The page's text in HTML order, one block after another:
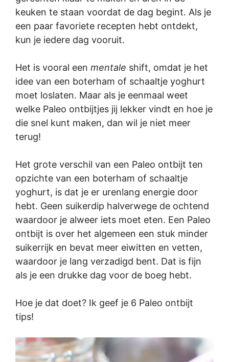
keuken te staan voordat de dag begint. Als je
een paar favoriete recepten hebt ontdekt,
kun je iedere dag vooruit.
Het is vooral een mentale shift, omdat je het
idee van een boterham of schaaltje yoghurt
moet loslaten. Maar als je eenmaal weet
welke Paleo ontbijtjes jij lekker vindt en hoe je
die snel kunt maken, dan wil je niet meer
terug!
Het grote verschil van een Paleo ontbijt ten
opzichte van een boterham of schaaltje
yoghurt, is dat je er urenlang energie door
hebt. Geen suikerdip halverwege de ochtend
waardoor je alweer iets moet eten. Een Paleo
ontbijt is over het algemeen een stuk minder
suikerrijk en bevat meer eiwitten en vetten,
waardoor je lang verzadigd bent. Dat is fijn
als je een drukke dag voor de boeg hebt.
Hoe je dat doet? Ik geef je 6 Paleo ontbijt
tips!